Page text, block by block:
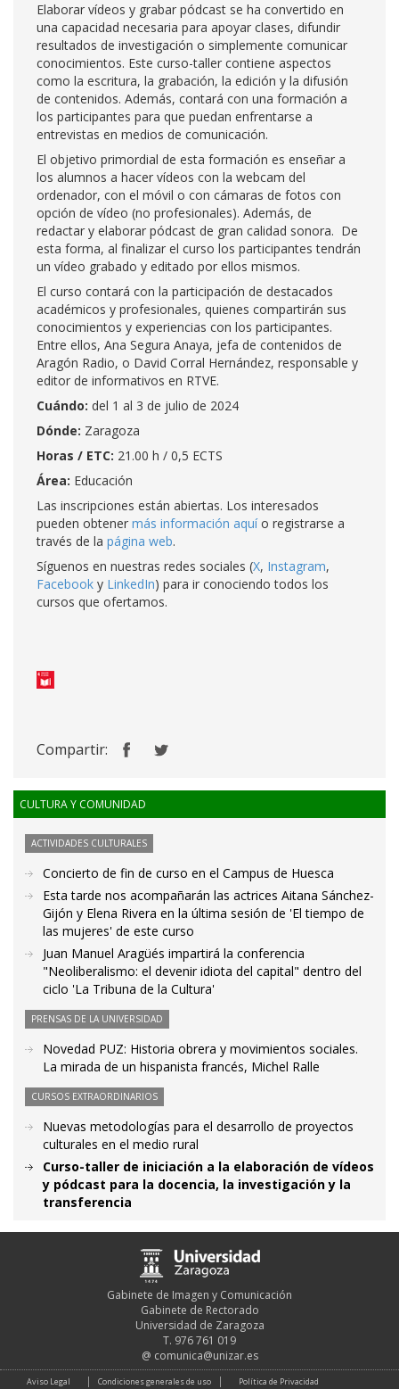
Elaborar vídeos y grabar pódcast se ha convertido en
una capacidad necesaria para apoyar clases, difundir
resultados de investigación o simplemente comunicar
conocimientos. Este curso-taller contiene aspectos
como la escritura, la grabación, la edición y la difusión
de contenidos. Además, contará con una formación a
los participantes para que puedan enfrentarse a
entrevistas en medios de comunicación.
El objetivo primordial de esta formación es enseñar a
los alumnos a hacer vídeos con la webcam del
ordenador, con el móvil o con cámaras de fotos con
opción de vídeo (no profesionales). Además, de
redactar y elaborar pódcast de gran calidad sonora. De
esta forma, al finalizar el curso los participantes tendrán
un vídeo grabado y editado por ellos mismos.
El curso contará con la participación de destacados
académicos y profesionales, quienes compartirán sus
conocimientos y experiencias con los participantes.
Entre ellos, Ana Segura Anaya, jefa de contenidos de
Aragón Radio, o David Corral Hernández, responsable y
editor de informativos en RTVE.
Cuándo: del 1 al 3 de julio de 2024
Dónde: Zaragoza
Horas / ETC: 21.00 h / 0,5 ECTS
Área: Educación
Las inscripciones están abiertas. Los interesados
pueden obtener más información aquío registrarse a
través de la página web.
Síguenos en nuestras redes sociales (X, Instagram,
Facebook y LinkedIn) para ir conociendo todos los
cursos que ofertamos.
Compartir:
CULTURA Y COMUNIDAD
ACTIVIDADES CULTURALES
Concierto de fin de curso en el Campus de Huesca
Esta tarde nos acompañarán las actrices Aitana Sánchez-
Gijón y Elena Rivera en la última sesión de 'El tiempo de
las mujeres' de este curso
Juan Manuel Aragüés impartirá la conferencia
"Neoliberalismo: el devenir idiota del capital" dentro del
ciclo 'La Tribuna de la Cultura'
PRENSAS DE LA UNIVERSIDAD
Novedad PUZ: Historia obrera y movimientos sociales.
La mirada de un hispanista francés, Michel Ralle
CURSOS EXTRAORDINARIOS
Nuevas metodologías para el desarrollo de proyectos
culturales en el medio rural
Curso-taller de iniciación a la elaboración de vídeos
y pódcast para la docencia, la investigación y la
transferencia
Gabinete de Imagen y Comunicación
Gabinete de Rectorado
Universidad de Zaragoza
T. 976 761 019
@ comunica@unizar.es
Aviso Legal Condiciones generales de uso Política de Privacidad